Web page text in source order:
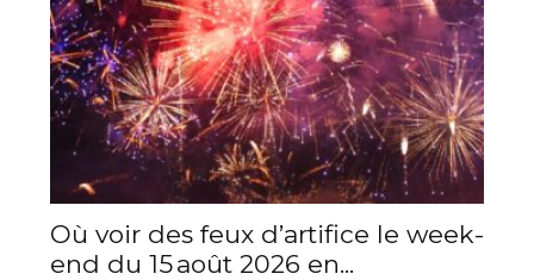
Où voir des feux d’artifice le week-
end du 15 août 2026 en...